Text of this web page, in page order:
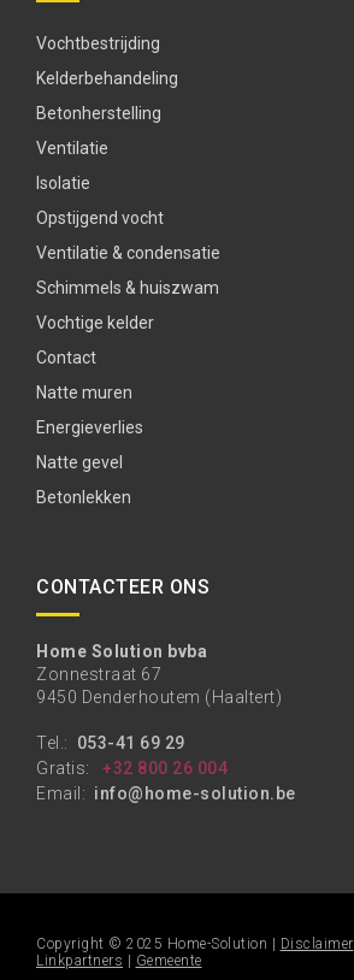
Vochtbestrijding
Kelderbehandeling
Betonherstelling
Ventilatie
Isolatie
Opstijgend vocht
Ventilatie & condensatie
Schimmels & huiszwam
Vochtige kelder
Contact
Natte muren
Energieverlies
Natte gevel
Betonlekken
CONTACTEER ONS
Home Solution bvba
Zonnestraat 67
9450 Denderhoutem (Haaltert)
Tel.: 053-41 69 29
Gratis:
+32 800 26 004
Email: info@home-solution.be
Copyright © 2025 Home-Solution | Disclaimer
Linkpartners
Gemeente